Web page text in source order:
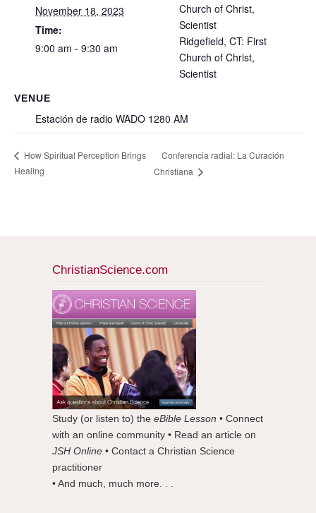
November 18, 2023
Time:
9:00 am - 9:30 am
VENUE
Estación de radio WADO 1280 AM
Church of Christ,
Scientist
Ridgefield, CT: First
Church of Christ,
Scientist
How Spiritual Perception Brings
Healing
Conferencia radial: La Curación
Christiana
ChristianScience.com
Study (or listen to) the eBible Lesson • Connect
with an online community • Read an article on
JSH Online • Contact a Christian Science
practitioner
• And much, much more. . .